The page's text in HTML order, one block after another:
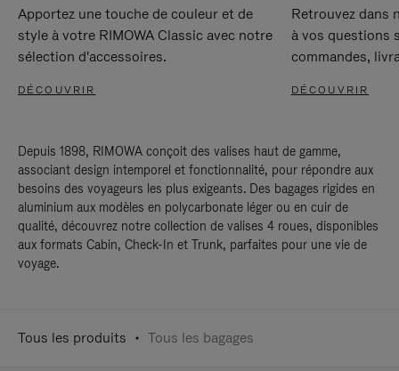
Apportez une touche de couleur et de
style à votre RIMOWA Classic avec notre
sélection d'accessoires.
DÉCOUVRIR
Retrouvez dans
à vos questions
commandes,
DÉCOUVRIR
Depuis 1898, RIMOWA conçoit des valises haut de gamme,
associant design intemporel et fonctionnalité, pour répondre aux
besoins des voyageurs les plus exigeants. Des bagages rigides en
aluminium aux modèles en polycarbonate léger ou en cuir de
qualité, découvrez notre collection de valises 4 roues, disponibles
aux formats Cabin, Check-In et Trunk, parfaites pour une vie de
voyage.
Tous les produits Tous les bagages